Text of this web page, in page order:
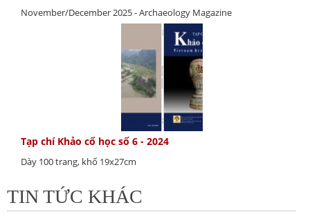
November/December 2025 - Archaeology Magazine
Tạp chí Khảo cổ học số 6 - 2024
Dày 100 trang, khổ 19x27cm
TIN TỨC KHÁC